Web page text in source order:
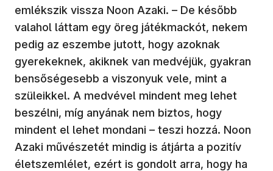
emlékszik vissza Noon Azaki. – De később
valahol láttam egy öreg játékmackót, nekem
pedig az eszembe jutott, hogy azoknak
gyerekeknek, akiknek van medvéjük, gyakran
bensőségesebb a viszonyuk vele, mint a
szüleikkel. A medvével mindent meg lehet
beszélni, míg anyának nem biztos, hogy
mindent el lehet mondani – teszi hozzá. Noon
Azaki művészetét mindig is átjárta a pozitív
életszemlélet, ezért is gondolt arra, hogy ha